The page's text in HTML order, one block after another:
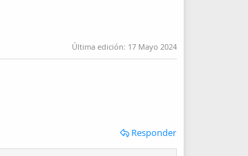
Última edición: 17 Mayo 2024
Responder